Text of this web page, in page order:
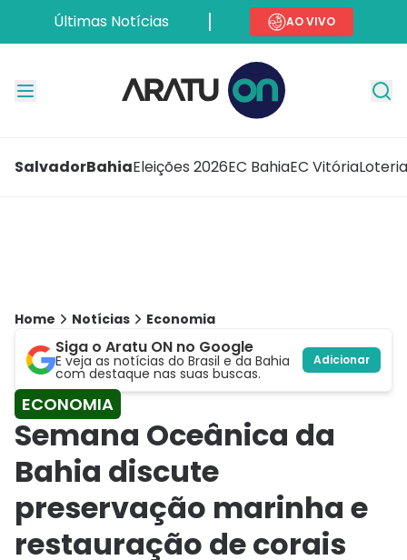
Últimas Notícias AO VIVO
SalvadorBahiaEleições 2026EC BahiaEC Vitória
Home Notícias Economia
Siga o Aratu ON no Google
E veja as notícias do Brasil e da Bahia
com destaque nas suas buscas.
Adicionar
ECONOMIA
Semana Oceânica da
Bahia discute
preservação marinha e
restauração de corais